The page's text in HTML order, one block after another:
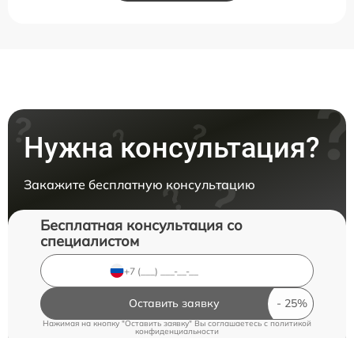
Нужна консультация?
Закажите бесплатную консультацию
Бесплатная консультация со
специалистом
Оставить заявку
Нажимая на кнопку "Оставить заявку" Вы соглашаетесь c политикой
конфиденциальности